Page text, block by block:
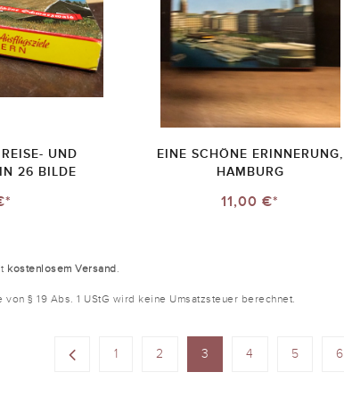
UND
26 BILDE
EINE SCHÖNE ERINNERUNG,
HAMBURG
11,00 €*
kostenlosem Versand.
§ 19 Abs. 1 UStG wird keine Umsatzsteuer berechnet.
1 2 3 4 5 6